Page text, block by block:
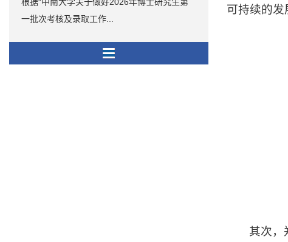
一批次考核及录取工作...
可持续的发
其次，